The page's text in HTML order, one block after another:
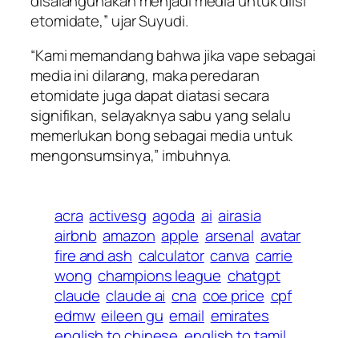
etomidate,” ujar Suyudi.
“Kami memandang bahwa jika vape sebagai
media ini dilarang, maka peredaran
etomidate juga dapat diatasi secara
signifikan, selayaknya sabu yang selalu
memerlukan bong sebagai media untuk
mengonsumsinya,” imbuhnya.
acra activesg agoda ai airasia
airbnb amazon apple arsenal avatar
fire and ash calculator canva carrie
wong champions league chatgpt
claude claude ai cna coe price cpf
edmw eileen gu email emirates